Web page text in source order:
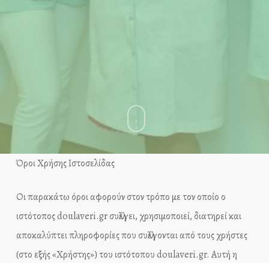
Όροι Χρήσης Ιστοσελίδας
Οι παρακάτω όροι αφορούν στον τρόπο με τον οποίο ο
ιστότοπος doulaveri.gr συλλέγει, χρησιμοποιεί, διατηρεί και
αποκαλύπτει πληροφορίες που συλλέγονται από τους χρήστες
(στο εξής «Χρήστης») του ιστότοπου doulaveri.gr. Αυτή η